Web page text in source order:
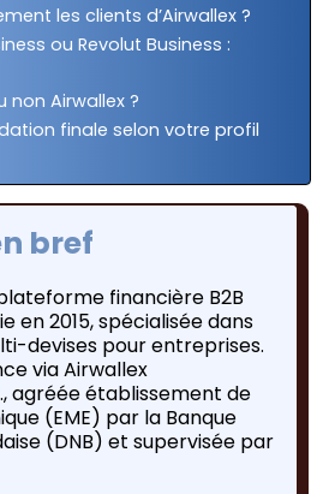
les clients d’Airwallex ?
ou Revolut Business :
non Airwallex ?
finale selon votre profil
bref
financière B2B
en 2015, spécialisée dans
devises pour entreprises.
via Airwallex
agréée établissement de
(EME) par la Banque
(DNB) et supervisée par